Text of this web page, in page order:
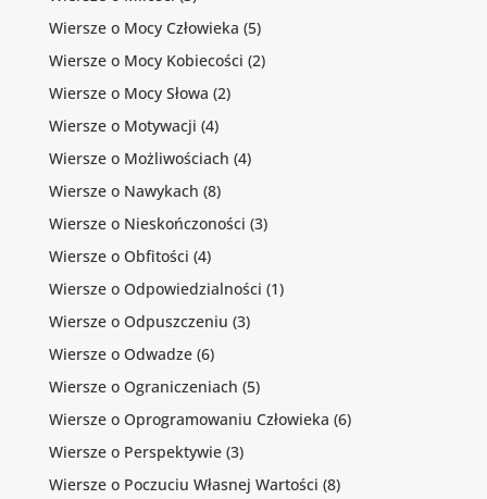
Wiersze o Mocy Człowieka (5)
Wiersze o Mocy Kobiecości (2)
Wiersze o Mocy Słowa (2)
Wiersze o Motywacji (4)
Wiersze o Możliwościach (4)
Wiersze o Nawykach (8)
Wiersze o Nieskończoności (3)
Wiersze o Obfitości (4)
Wiersze o Odpowiedzialności (1)
Wiersze o Odpuszczeniu (3)
Wiersze o Odwadze(6)
Wiersze o Ograniczeniach (5)
Wiersze o Oprogramowaniu Człowieka (6)
Wiersze o Perspektywie(3)
Wiersze o Poczuciu Własnej Wartości (8)